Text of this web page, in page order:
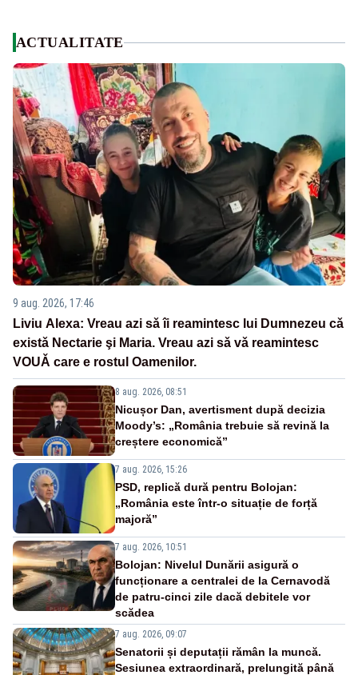
ACTUALITATE
9 aug. 2026, 17:46
Liviu Alexa: Vreau azi sǎ îi reamintesc lui Dumnezeu cǎ
existǎ Nectarie şi Maria. Vreau azi sǎ vǎ reamintesc
VOUǍ care e rostul Oamenilor.
8 aug. 2026, 08:51
Nicușor Dan, avertisment după decizia
Moody’s: „România trebuie să revină la
creștere economică”
7 aug. 2026, 15:26
PSD, replică dură pentru Bolojan:
„România este într-o situație de forță
majoră”
7 aug. 2026, 10:51
Bolojan: Nivelul Dunării asigură o
funcționare a centralei de la Cernavodă
de patru-cinci zile dacă debitele vor
scădea
7 aug. 2026, 09:07
Senatorii și deputații rămân la muncă.
Sesiunea extraordinară, prelungită până